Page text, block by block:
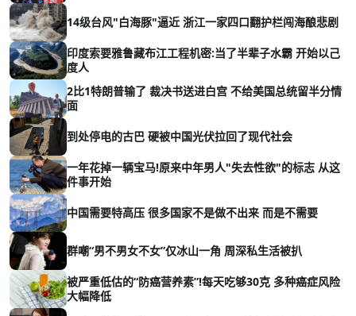
14级台风"白海豚"逼近 浙江一家四口翻护栏闯海酿悲剧
印度索要雅鲁藏布江工程机密:当了半辈子水霸 开始以己
度人
2比1特朗普输了 裁决书送进白宫 不给美国总统留半分情
面
到处停电的古巴 硬被中国光伏拉回了现代社会
一年花掉一辆宝马!原来中年男人"失去性欲"的标志 从这
件事开始
中国需要特高压 很多国家不是做不出来 而是不需要
群嘲“男不男女不女”仅冰山一角 周深私生活被扒
被严重低估的“防癌营养素”!每天吃够30克 多种癌症风险
大幅降低